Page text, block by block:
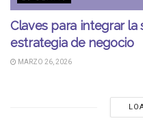
Claves para integrar la
estrategia de negocio
MARZO 26, 2026